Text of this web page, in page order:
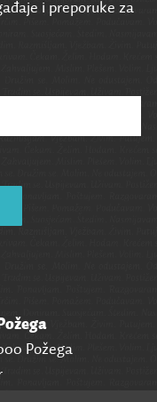
i preporuke za
Požega